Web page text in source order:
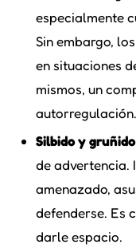
especialmente
Sin embargo,
en situaciones
mismos, un
autorregulación.
Silbido y gruñido
de advertencia.
amenazado,
defenderse. Es
darle espacio.